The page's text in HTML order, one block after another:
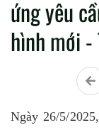
ứng yêu
hình mới -
Ngày 26/5/2025,